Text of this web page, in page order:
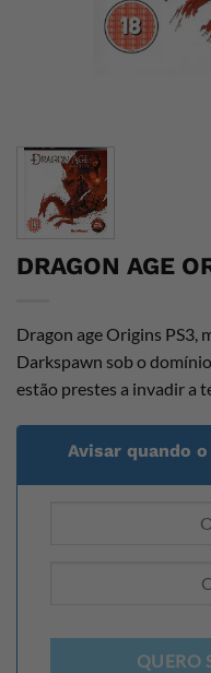
DRAGON AGE
Dragon age Origins PS3,
Darkspawn sob o
estão prestes a invadir a
Avisar quando
QUERO